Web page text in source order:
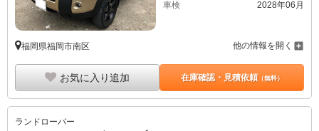
福岡県福岡市南区 他の情報を開く
お気に入り追加 在庫確認・見積依頼（無料）
レンジローバーイヴォーク プレステージ 4WD